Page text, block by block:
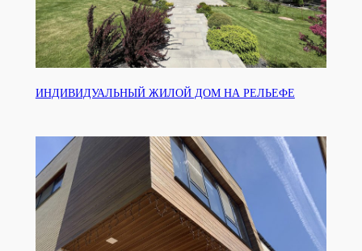
ИНДИВИДУАЛЬНЫЙ ЖИЛОЙ ДОМ НА РЕЛЬЕФЕ